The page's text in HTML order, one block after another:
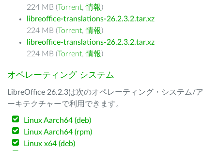
224 MB (Torrent,情報)
libreoffice-translations-26.2.3.2.tar.xz
224 MB (Torrent,情報)
libreoffice-translations-26.2.3.2.tar.xz
224 MB (Torrent,情報)
オペレーティング システム
LibreOffice 26.2.3は次のオペレーティング・システム/ア
ーキテクチャーで利用できます。
Linux Aarch64 (deb)
Linux Aarch64 (rpm)
Linux x64 (deb)